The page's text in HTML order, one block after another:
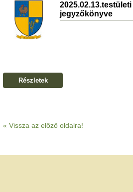
jegyzőkönyve
Részletek
« Vissza az előző oldalra!